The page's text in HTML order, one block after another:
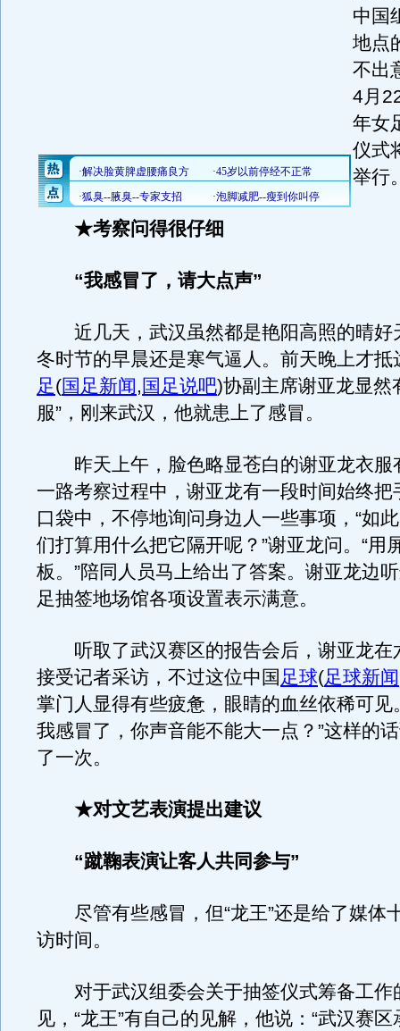
中国
地点
不出
4月
年女
仪式
举行
★考察问得很仔细
“我感冒了，请大点声”
近几天，武汉虽然都是艳阳高照的晴好
冬时节的早晨还是寒气逼人。前天晚上才抵
足(国足新闻, 国足说吧)协副主席谢亚龙显然
服”，刚来武汉，他就患上了感冒。
昨天上午，脸色略显苍白的谢亚龙衣服
一路考察过程中，谢亚龙有一段时间始终把
口袋中，不停地询问身边人一些事项，“如
们打算用什么把它隔开呢？”谢亚龙问。“用
板。”陪同人员马上给出了答案。谢亚龙边
足抽签地场馆各项设置表示满意。
听取了武汉赛区的报告会后，谢亚龙在
接受记者采访，不过这位中国 足球(足球新闻
掌门人显得有些疲惫，眼睛的血丝依稀可见
我感冒了，你声音能不能大一点？”这样的
了一次。
★对文艺表演提出建议
“蹴鞠表演让客人共同参与”
尽管有些感冒，但“龙王”还是给了媒体
访时间。
对于武汉组委会关于抽签仪式筹备工作
见，“龙王”有自己的见解，他说：“武汉赛